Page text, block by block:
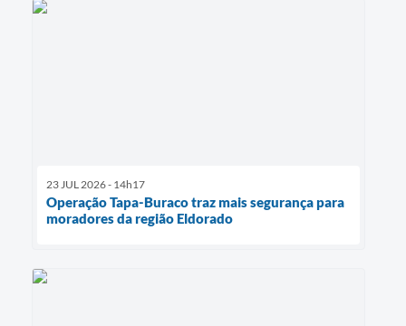
23 JUL 2026 - 14h17
Operação Tapa-Buraco traz mais segurança para
moradores da região Eldorado